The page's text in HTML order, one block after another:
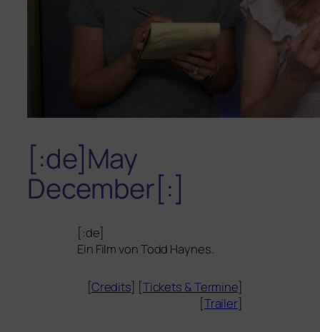
[:de]May
December[:]
[:de]
Ein Film von Todd Haynes.
[Credits] [Tickets &Termine]
[Trailer]